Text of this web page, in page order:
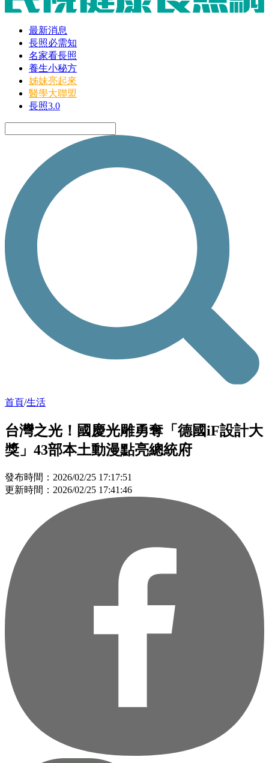
最新消息
長照必需知
名家看長照
養生小秘方
姊妹亮起來
醫學大聯盟
長照3.0
首頁/生活
台灣之光！國慶光雕勇奪「德國iF設計大
獎」43部本土動漫點亮總統府
發布時間：2026/02/25 17:17:51
更新時間：2026/02/25 17:41:46